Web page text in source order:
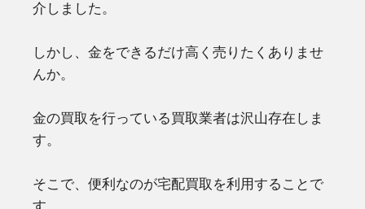
介しました。
しかし、金をできるだけ高く売りたくありませ
んか。
金の買取を行っている買取業者は沢山存在しま
す。
そこで、便利なのが宅配買取を利用することで